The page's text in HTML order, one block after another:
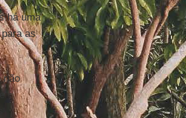
há uma
as
não